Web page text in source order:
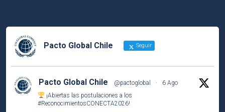
Pacto Global Chile Seguir
Pacto Global Chile @pactoglobal ·
6 Ago
¡Abiertas las postulaciones a los
#ReconocimientosCONECTA2026!